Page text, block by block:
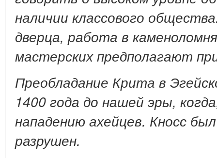
наличии классового
дверца, работа в
мастерских предполагают
Преобладание Крита в
1400 года до нашей эры,
нападению ахейцев. Кносс
разрушен.